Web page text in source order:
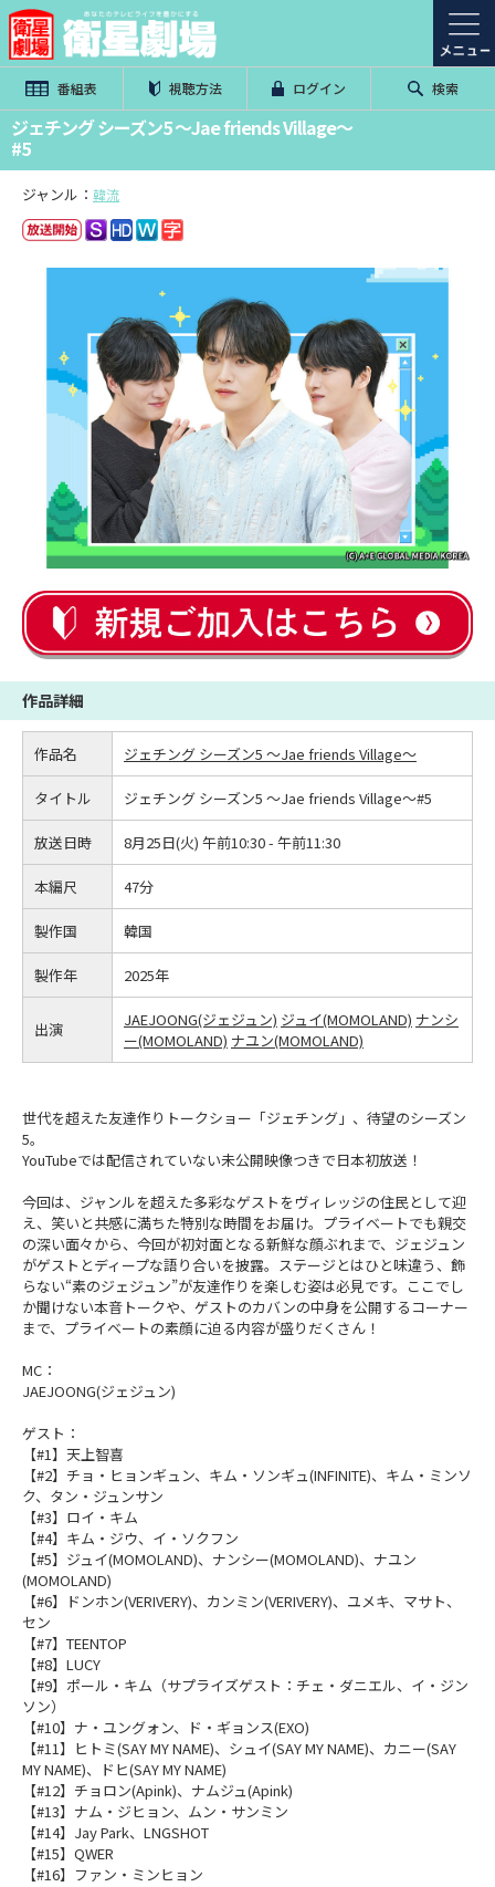
番組表 視聴方法 ログイン 検索
ジェチング シーズン5 ～Jae friends Village～
#5
ジャンル： 韓流
作品詳細
作品名 ジェチング シーズン5 ～Jae friends Village～
タイトル ジェチング シーズン5 ～Jae friends Village～#5
放送日時 8月25日(火) 午前10:30 - 午前11:30
本編尺 47分
製作国 韓国
製作年 2025年
出演 JAEJOONG(ジェジュン) ジュイ(MOMOLAND) ナンシ
ー(MOMOLAND) ナユン(MOMOLAND)
世代を超えた友達作りトークショー「ジェチング」、待望のシーズン
5。
YouTubeでは配信されていない未公開映像つきで日本初放送！
今回は、ジャンルを超えた多彩なゲストをヴィレッジの住民として迎
え、笑いと共感に満ちた特別な時間をお届け。プライベートでも親交
の深い面々から、今回が初対面となる新鮮な顔ぶれまで、ジェジュン
がゲストとディープな語り合いを披露。ステージとはひと味違う、飾
らない“素のジェジュン”が友達作りを楽しむ姿は必見です。ここでし
か聞けない本音トークや、ゲストのカバンの中身を公開するコーナー
まで、プライベートの素顔に迫る内容が盛りだくさん！
MC：
JAEJOONG(ジェジュン)
ゲスト：
【#1】天上智喜
【#2】チョ・ヒョンギュン、キム・ソンギュ(INFINITE)、キム・ミンソ
ク、タン・ジュンサン
【#3】ロイ・キム
【#4】キム・ジウ、イ・ソクフン
【#5】ジュイ(MOMOLAND)、ナンシー(MOMOLAND)、ナユン
(MOMOLAND)
【#6】ドンホン(VERIVERY)、カンミン(VERIVERY)、ユメキ、マサト、
セン
【#7】TEENTOP
【#8】LUCY
【#9】ポール・キム（サプライズゲスト：チェ・ダニエル、イ・ジン
ソン）
【#10】ナ・ユングォン、ド・ギョンス(EXO)
【#11】ヒトミ(SAY MY NAME)、シュイ(SAY MY NAME)、カニー(SAY
MY NAME)、ドヒ(SAY MY NAME)
【#12】チョロン(Apink)、ナムジュ(Apink)
【#13】ナム・ジヒョン、ムン・サンミン
【#14】Jay Park、LNGSHOT
【#15】QWER
【#16】ファン・ミンヒョン